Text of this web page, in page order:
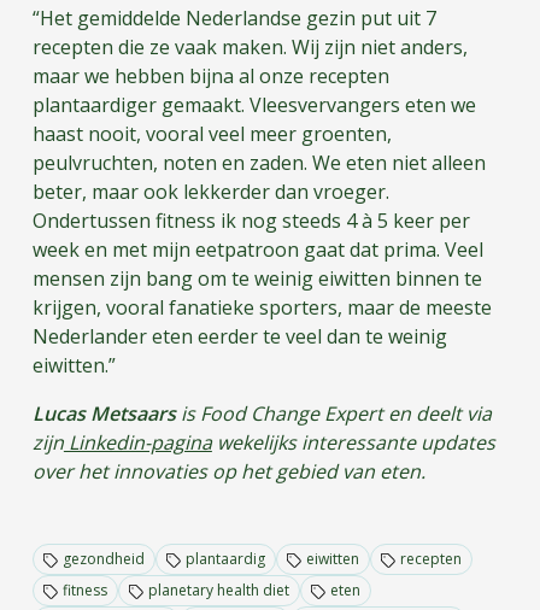
“Het gemiddelde Nederlandse gezin put uit 7
recepten die ze vaak maken. Wij zijn niet anders,
maar we hebben bijna al onze recepten
plantaardiger gemaakt. Vleesvervangers eten we
haast nooit, vooral veel meer groenten,
peulvruchten, noten en zaden. We eten niet alleen
beter, maar ook lekkerder dan vroeger.
Ondertussen fitness ik nog steeds 4 à 5 keer per
week en met mijn eetpatroon gaat dat prima. Veel
mensen zijn bang om te weinig eiwitten binnen te
krijgen, vooral fanatieke sporters, maar de meeste
Nederlander eten eerder te veel dan te weinig
eiwitten.”
Lucas Metsaarsis Food Change Expert en deelt via
zijnLinkedin-paginawekelijks interessante updates
over het innovaties op het gebied van eten.
gezondheid plantaardig eiwitten
recepten
fitness
planetary health diet
eten